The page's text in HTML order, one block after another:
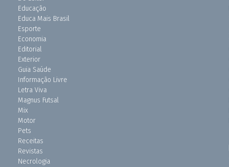
Educação
Educa Mais Brasil
Esporte
Economia
Editorial
Exterior
Guia Saúde
Informação Livre
Letra Viva
Magnus Futsal
Mix
Motor
Pets
Receitas
Revistas
Necrologia